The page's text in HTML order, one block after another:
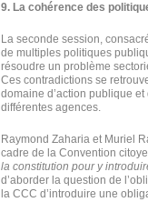
9. La cohérence des
La seconde session,
de multiples politiques
résoudre un problème
Ces contradictions se
domaine d’action publique
différentes agences.
Raymond Zaharia et Muriel
cadre de la Convention
la constitution pour y
d’aborder la question de
la CCC d’introduire une